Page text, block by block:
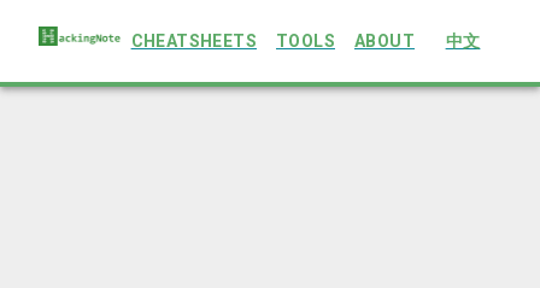
CHEATSHEETS TOOLS ABOUT 中文